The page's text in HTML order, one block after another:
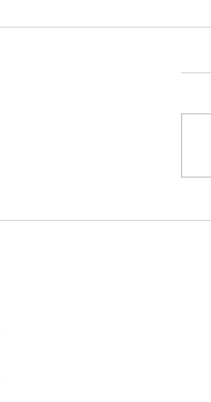
المثالي للأسبوع وقصته